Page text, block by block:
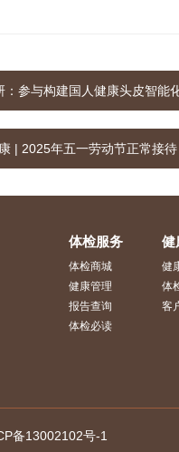
参与构建国人健康头皮智能
| 2025年五一劳动节正常接待
体检服务
体检商城
健康管理
报告查询
体检必读
健
健
体
客
备13002102号-1